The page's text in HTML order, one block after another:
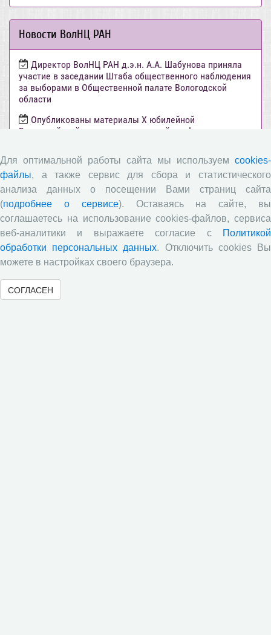
Новости ВолНЦ РАН
Директор ВолНЦ РАН д.э.н. А.А. Шабунова приняла
участие в заседании Штаба общественного наблюдения
за выборами в Общественной палате Вологодской
области
Опубликованы материалы X юбилейной
Всероссийской научно-практической конференции с
реализации социально-экономических реформ:
национальные приоритеты и проекты», приуроченной к
35-летию Центра
Опубликованы материалы XI Международной научно-
практической интернет-конференции «Глобальные
вызовы и региональное развитие в зеркале
социологических измерений»
Вышел новый выпуск информационно-
аналитического бюллетеня «Эффективность
посвященный результатам социологического опроса
жителей Вологодской области в июне 2026 года
Для оптимальной работы сайта мы используем cookies-
файлы, а также сервис для сбора и статистического
анализа данных о посещении Вами страниц сайта
(подробнее о сервисе). Оставаясь на сайте, вы
соглашаетесь на использование cookies-файлов, сервиса
веб-аналитики и выражаете согласие с
Политикой
обработки персональных данных. Отключить cookies Вы
можете в настройках своего браузера.
СОГЛАСЕН